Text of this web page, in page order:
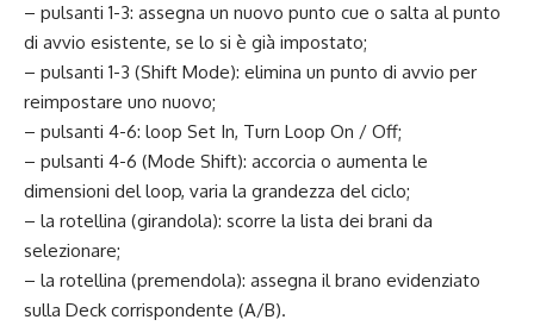
– pulsanti 1-3: assegna un nuovo punto cue o salta al punto
di avvio esistente, se lo si è già impostato;
– pulsanti 1-3 (Shift Mode): elimina un punto di avvio per
reimpostare uno nuovo;
– pulsanti 4-6: loop Set In, Turn Loop On / Off;
– pulsanti 4-6 (Mode Shift): accorcia o aumenta le
dimensioni del loop, varia la grandezza del ciclo;
– la rotellina (girandola): scorre la lista dei brani da
selezionare;
– la rotellina (premendola): assegna il brano evidenziato
sulla Deck corrispondente (A/B).